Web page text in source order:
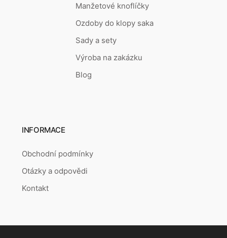
Manžetové knoflíčky
Ozdoby do klopy saka
Sady a sety
Výroba na zakázku
Blog
INFORMACE
Obchodní podmínky
Otázky a odpovědi
Kontakt